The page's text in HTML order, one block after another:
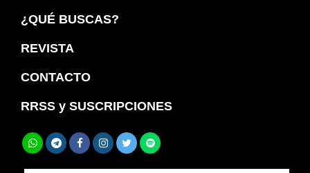
¿QUÉ BUSCAS?
REVISTA
CONTACTO
RRSS y SUSCRIPCIONES